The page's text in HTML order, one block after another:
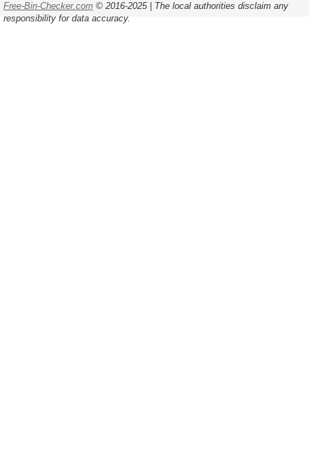
Free-Bin-Checker.com © 2016-2025 | The local authorities disclaim any
responsibility for data accuracy.